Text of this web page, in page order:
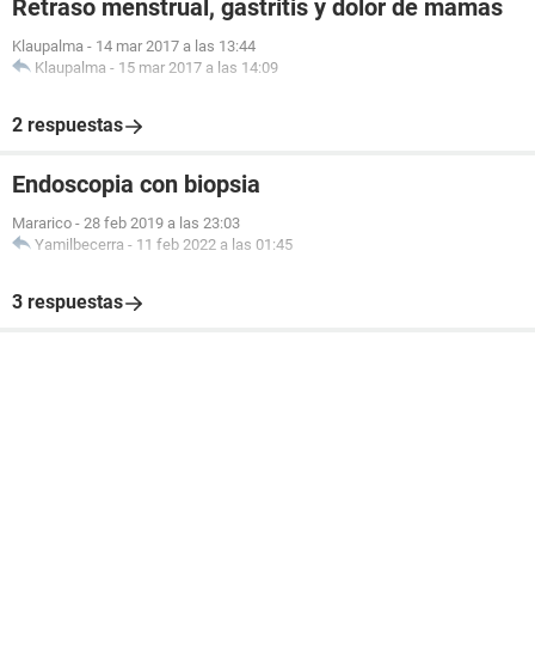
Retraso menstrual, gastritis y dolor de mamas
Klaupalma - 14 mar 2017 a las 13:44
Klaupalma - 15 mar 2017 a las 14:09
2 respuestas
Endoscopia con biopsia
Mararico - 28 feb 2019 a las 23:03
Yamilbecerra - 11 feb 2022 a las 01:45
3 respuestas